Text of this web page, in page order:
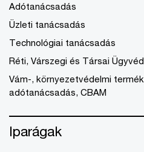
Adótanácsadás
Üzleti tanácsadás
Technológiai tanácsadás
Réti, Várszegi és Társai
Vám-, környezetvédelmi
adótanácsadás, CBAM
Iparágak